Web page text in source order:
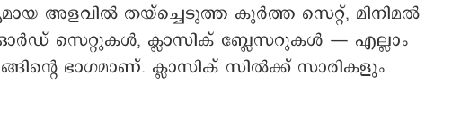
അളവിൽ തയ്ച്ചെടുത്ത കുർത്ത സെറ്റ്, മിനിമൽ
സെറ്റുകൾ, ക്ലാസിക് ബ്ലേസറുകൾ — എല്ലാം
ഭാഗമാണ്. ക്ലാസിക് സിൽക്ക് സാരികളും